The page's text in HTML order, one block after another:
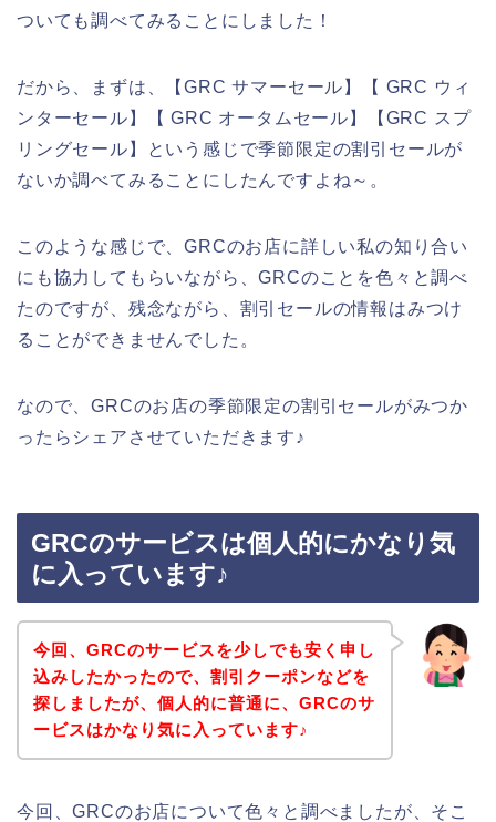
ついても調べてみることにしました！
だから、まずは、【GRC サマーセール】【 GRC ウィ
ンターセール】【 GRC オータムセール】【GRC スプ
リングセール】という感じで季節限定の割引セールが
ないか調べてみることにしたんですよね～。
このような感じで、GRCのお店に詳しい私の知り合い
にも協力してもらいながら、GRCのことを色々と調べ
たのですが、残念ながら、割引セールの情報はみつけ
ることができませんでした。
なので、GRCのお店の季節限定の割引セールがみつか
ったらシェアさせていただきます♪
GRCのサービスは個人的にかなり気
に入っています♪
今回、GRCのサービスを少しでも安く申し
込みしたかったので、割引クーポンなどを
探しましたが、個人的に普通に、GRCのサ
ービスはかなり気に入っています♪
今回、GRCのお店について色々と調べましたが、そこ